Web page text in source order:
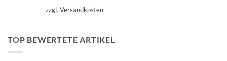
16,99€15,75€.
zzgl. Versandkosten
TOP BEWERTETE ARTIKEL